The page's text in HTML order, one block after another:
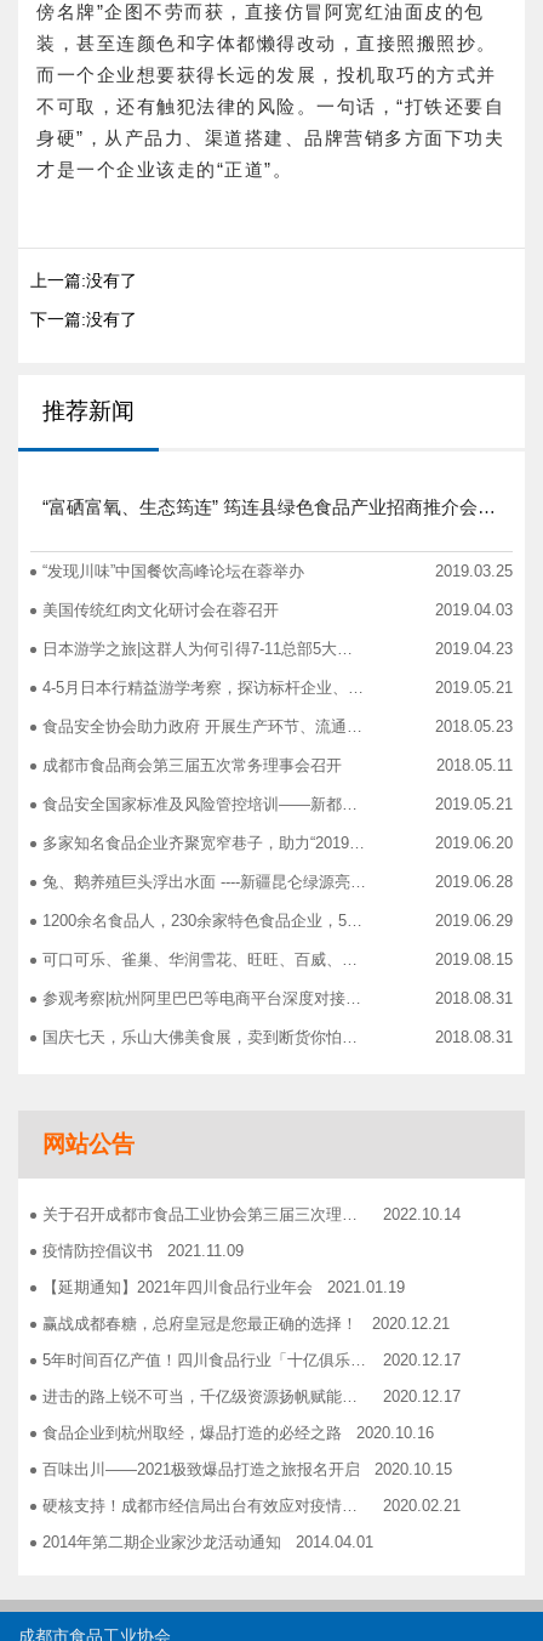
傍名牌”企图不劳而获，直接仿冒阿宽红油面皮的包
装，甚至连颜色和字体都懒得改动，直接照搬照抄。
而一个企业想要获得长远的发展，投机取巧的方式并
不可取，还有触犯法律的风险。一句话，“打铁还要自
身硬”，从产品力、渠道搭建、品牌营销多方面下功夫
才是一个企业该走的“正道”。
上一篇:没有了
下一篇:没有了
推荐新闻
“富硒富氧、生态筠连” 筠连县绿色食品产业招商推介会圆满举行
“发现川味”中国餐饮高峰论坛在蓉举办 2019.03.25
美国传统红肉文化研讨会在蓉召开 2019.04.03
日本游学之旅|这群人为何引得7-11总部5大高管集团出动 2019.04.23
4-5月日本行精益游学考察，探访标杆企业、解析成功密码 2019.05.21
食品安全协会助力政府 开展生产环节、流通环节、餐饮环节培训会 2018.05.23
成都市食品商会第三届五次常务理事会召开 2018.05.11
食品安全国家标准及风险管控培训——新都站、广汉站、简阳站 2019.05.21
多家知名食品企业齐聚宽窄巷子，助力“2019食品安全宣传周” 2019.06.20
兔、鹅养殖巨头浮出水面 ----新疆昆仑绿源亮相成都餐饮供应链展 引领绿色食材新高度 2019.06.28
1200余名食品人，230余家特色食品企业，50余家新零售平台齐聚成都“搞事情”！ 2019.06.29
可口可乐、雀巢、华润雪花、旺旺、百威、青岛啤酒，销售过亿的经销商等齐聚上海，只为2019中国快消品大会！ 2019.08.15
参观考察|杭州阿里巴巴等电商平台深度对接，仅剩3个名额！ 2018.08.31
国庆七天，乐山大佛美食展，卖到断货你怕了吗？ 2018.08.31
志宏印务灾后复产暨十五周年感恩答谢会
网站公告
关于召开成都市食品工业协会第三届三次理事会的通知
2022.10.14
疫情防控倡议书
2021.11.09
【延期通知】2021年四川食品行业年会
2021.01.19
赢战成都春糖，总府皇冠是您最正确的选择！
2020.12.21
5年时间百亿产值！四川食品行业「十亿俱乐部」合伙人招募！
2020.12.17
进击的路上锐不可当，千亿级资源扬帆赋能！电商启航班招募啦！
2020.12.17
食品企业到杭州取经，爆品打造的必经之路
2020.10.16
百味出川——2021极致爆品打造之旅报名开启
2020.10.15
硬核支持！成都市经信局出台有效应对疫情稳定经济运行20条政策措施工业和信息化类项目申报指南！
2020.02.21
2014年第二期企业家沙龙活动通知
2014.04.01
关于发布成都市食品商会合作单位信息一览表的通知
2014.06.30
成都市食品工业协会